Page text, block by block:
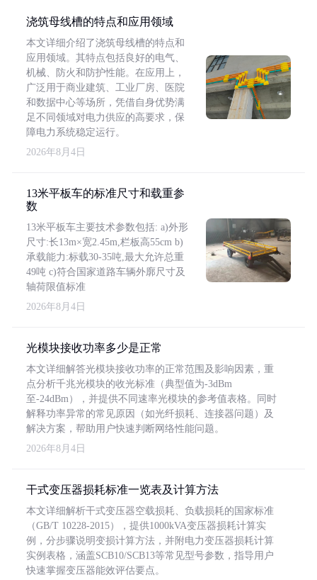
浇筑母线槽的特点和应用领域
本文详细介绍了浇筑母线槽的特点和
应用领域。其特点包括良好的电气、
机械、防火和防护性能。在应用上，
广泛用于商业建筑、工业厂房、医院
和数据中心等场所，凭借自身优势满
足不同领域对电力供应的高要求，保
障电力系统稳定运行。
2026年8月4日
13米平板车的标准尺寸和载重参
数
13米平板车主要技术参数包括: a)外形
尺寸:长13m×宽2.45m,栏板高55cm b)
承载能力:标载30-35吨,最大允许总重
49吨 c)符合国家道路车辆外廓尺寸及
轴荷限值标准
2026年8月4日
光模块接收功率多少是正常
本文详细解答光模块接收功率的正常范围及影响因素，重
点分析千兆光模块的收光标准（典型值为-3dBm
至-24dBm），并提供不同速率光模块的参考值表格。同时
解释功率异常的常见原因（如光纤损耗、连接器问题）及
解决方案，帮助用户快速判断网络性能问题。
2026年8月4日
干式变压器损耗标准一览表及计算方法
本文详细解析干式变压器空载损耗、负载损耗的国家标准
（GB/T 10228-2015），提供1000kVA变压器损耗计算实
例，分步骤说明变损计算方法，并附电力变压器损耗计算
实例表格，涵盖SCB10/SCB13等常见型号参数，指导用户
快速掌握变压器能效评估要点。